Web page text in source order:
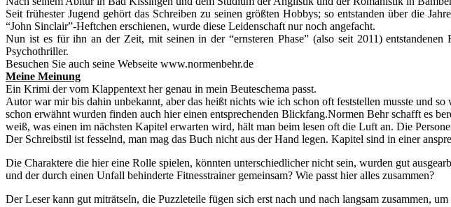
Seit frühester Jugend gehört das Schreiben zu seinen größten Hobbys; so entstanden über die
“John Sinclair”-Heftchen erschienen, wurde diese Leidenschaft nur noch angefacht.
Nun ist es für ihn an der Zeit, mit seinen in der “ernsteren Phase” (also seit 2011)
Psychothriller.
Besuchen Sie auch seine Webseite www.normenbehr.de
Meine Meinung
Ein Krimi der vom Klappentext her genau in mein Beuteschema passt.
Autor war mir bis dahin unbekannt, aber das heißt nichts wie ich schon oft feststellen musste und
schon erwähnt wurden finden auch hier einen entsprechenden Blickfang.Normen Behr schafft es
weiß, was einen im nächsten Kapitel erwarten wird, hält man beim lesen oft die Luft an. Die
Der Schreibstil ist fesselnd, man mag das Buch nicht aus der Hand legen. Kapitel sind in einer
Die Charaktere die hier eine Rolle spielen, könnten unterschiedlicher nicht sein, wurden gut
und der durch einen Unfall behinderte Fitnesstrainer gemeinsam? Wie passt hier alles zusammen?
Der Leser kann gut miträtseln, die Puzzleteile fügen sich erst nach und nach langsam zusammen,